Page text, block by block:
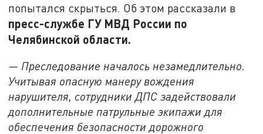
попытался скрыться. Об этом рассказали в
пресс-службе ГУ МВД России по
Челябинской области.
— Преследование началось незамедлительно.
Учитывая опасную манеру вождения
нарушителя, сотрудники ДПС задействовали
дополнительные патрульные экипажи для
обеспечения безопасности дорожного